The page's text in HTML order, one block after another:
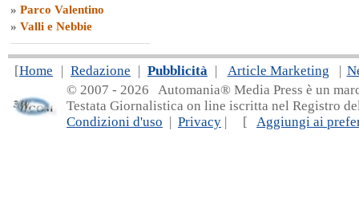
» Parco Valentino
» Valli e Nebbie
[Home | Redazione | Pubblicità | Article Marketing |
© 2007 - 2026 Automania® Media Press è un
Testata Giornalistica on line iscritta nel Registro
Condizioni d'uso | Privacy | [ Aggiungi ai